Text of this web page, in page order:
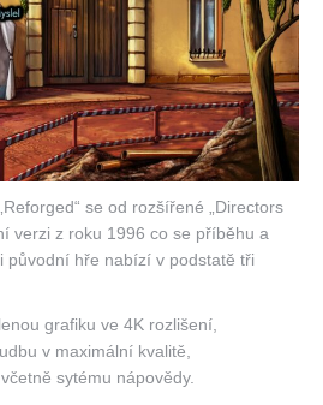
se od rozšířené „Directors
verzi z roku 1996 co se příběhu a
původní hře nabízí v podstatě tři
grafiku ve 4K rozlišení,
v maximální kvalitě,
sytému nápovědy.